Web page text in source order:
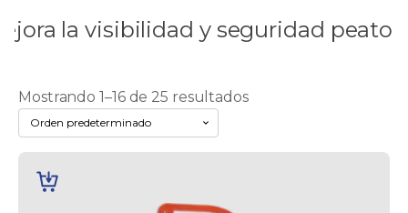
la visibilidad y seguridad
Mostrando 1–16 de 25 resultados
AÑADIR
AL
CARRITO